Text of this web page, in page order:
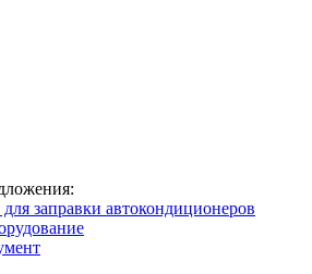
заправки автокондиционеров